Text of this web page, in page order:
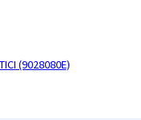
(9028080E)